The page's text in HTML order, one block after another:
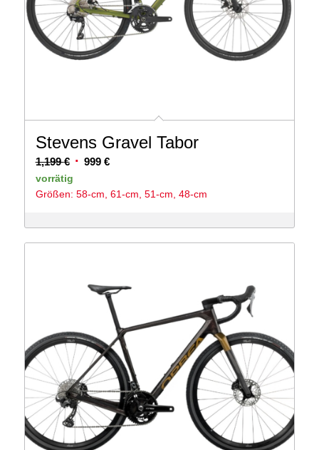
Stevens Gravel Tabor
1,199€ Ursprünglicher
Preis
war:
999 €Aktueller
ist:
vorrätig
Größen: 58-cm, 61-cm, 51-cm, 48-cm